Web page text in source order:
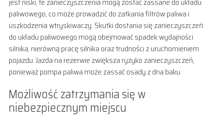
paliwowego, co może prowadzić do zatkania filtrów paliwa i
uszkodzenia wtryskiwaczy. Skutki dostania się zanieczyszczeń
do układu paliwowego mogą obejmować spadek wydajności
silnika, nierówną pracę silnika oraz trudności z uruchomieniem
pojazdu. Jazda na rezerwie zwiększa ryzyko zanieczyszczeń,
ponieważ pompa paliwa może zassać osady z dna baku.
Możliwość zatrzymania się w
niebezpiecznym miejscu